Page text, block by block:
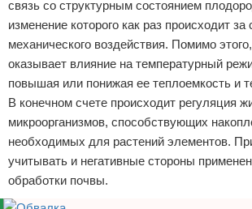
связь со структурным состоянием
изменение которого как раз происходит за
механического воздействия. Помимо
оказывает влияние на температурный
повышая или понижая ее теплоемкость и
В конечном счете происходит регуляция
микроорганизмов, способствующих
необходимых для растений элементов.
учитывать и негативные стороны
обработки почвы.